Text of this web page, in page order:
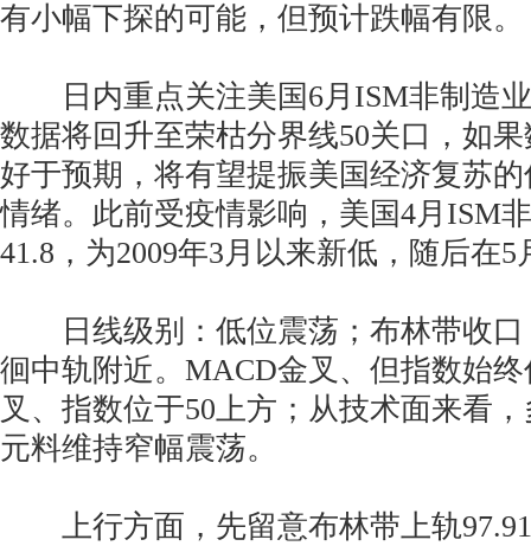
有小幅下探的可能，但预计跌幅有限。
日内重点关注美国6月ISM非制造业
数据将回升至荣枯分界线50关口，如
好于预期，将有望提振美国经济复苏
情绪。此前受疫情影响，美国4月ISM
41.8，为2009年3月以来新低，随后在
日线级别：低位震荡；布林带收口
徊中轨附近。MACD金叉、但指数始
叉、指数位于50上方；从技术面来看
元料维持窄幅震荡。
上行方面，先留意布林带上轨